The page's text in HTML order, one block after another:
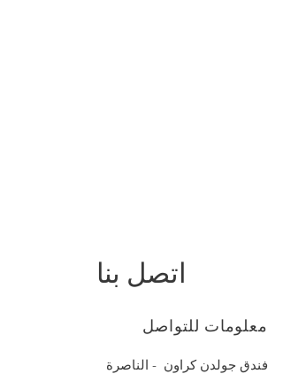
اتصل بنا
معلومات للتواصل
فندق جولدن كراون - الناصرة